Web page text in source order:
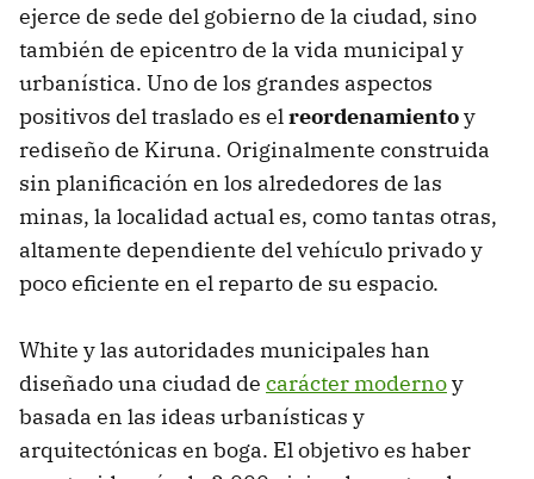
ejerce de sede del gobierno de la ciudad, sino
también de epicentro de la vida municipal y
urbanística. Uno de los grandes aspectos
positivos del traslado es elreordenamientoy
rediseño de Kiruna. Originalmente construida
sin planificación en los alrededores de las
minas, la localidad actual es, como tantas otras,
altamente dependiente del vehículo privado y
poco eficiente en el reparto de su espacio.
White y las autoridades municipales han
diseñado una ciudad de carácter modernoy
basada en las ideas urbanísticas y
arquitectónicas en boga. El objetivo es haber